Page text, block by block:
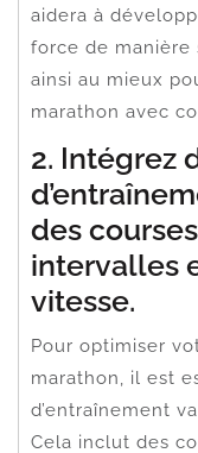
aidera à
force de manière
ainsi au mieux
marathon avec
2. Intégrez
des
intervalles
vitesse.
Pour optimiser
marathon, il est
d’entraînement
Cela inclut des